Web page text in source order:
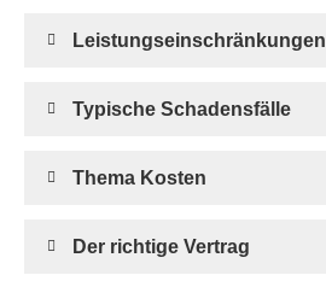
Leistungseinschränkungen
Typische Schadensfälle
Thema Kosten
Der richtige Vertrag